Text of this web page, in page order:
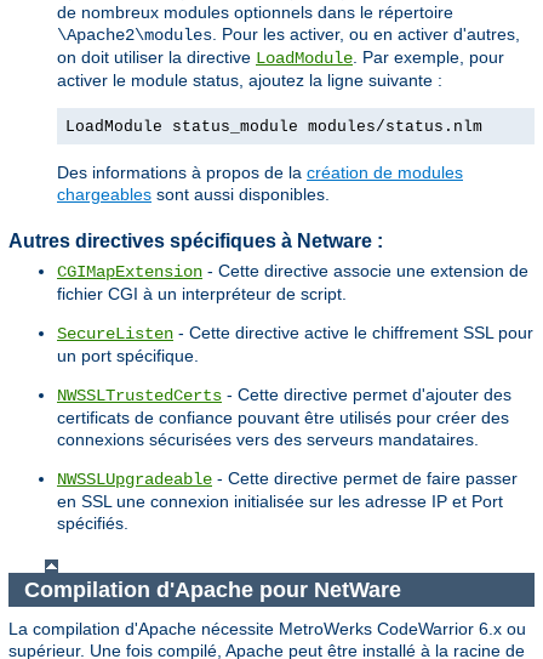
de nombreux modules optionnels dans le répertoire
\Apache2\modules . Pour les activer, ou en activer d'autres,
on doit utiliser la directive LoadModule . Par exemple, pour
activer le module status, ajoutez la ligne suivante :
LoadModule status_module modules/status.nlm
Des informations à propos de la création de modules
chargeables sont aussi disponibles.
Autres directives spécifiques à Netware :
CGIMapExtension - Cette directive associe une extension de
fichier CGI à un interpréteur de script.
SecureListen - Cette directive active le chiffrement SSL pour
un port spécifique.
NWSSLTrustedCerts - Cette directive permet d'ajouter des
certificats de confiance pouvant être utilisés pour créer des
connexions sécurisées vers des serveurs mandataires.
NWSSLUpgradeable - Cette directive permet de faire passer
en SSL une connexion initialisée sur les adresse IP et Port
spécifiés.
Compilation d'Apache pour NetWare
La compilation d'Apache nécessite MetroWerks CodeWarrior 6.x ou
supérieur. Une fois compilé, Apache peut être installé à la racine de